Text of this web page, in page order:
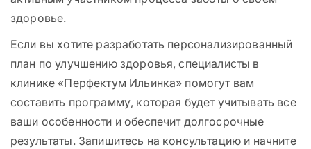
здоровье.
Если вы хотите разработать персонализированный
план по улучшению здоровья, специалисты в
клинике «Перфектум Ильинка» помогут вам
составить программу, которая будет учитывать все
ваши особенности и обеспечит долгосрочные
результаты. Запишитесь на консультацию и начните